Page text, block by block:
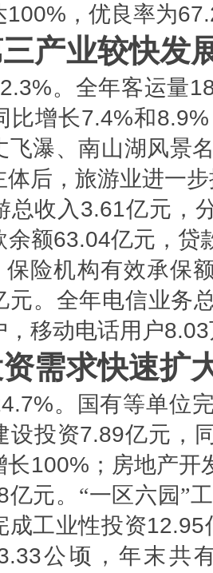
100% ，优良率为
三产业较快发
。全年客运量
比增长7.4%和8.9%
飞瀑、南山湖风景
体后，旅游业进一
总收入 3.61亿元，
余额63.04亿元，贷
保险机构有效承保
元。全年电信业务
，移动电话用户8.03
资需求快速扩
。国有等单位
设投资7.89亿元，
长100% ；房地产开
亿元。“一区六园”
成工业性投资12.95
公顷，年末共